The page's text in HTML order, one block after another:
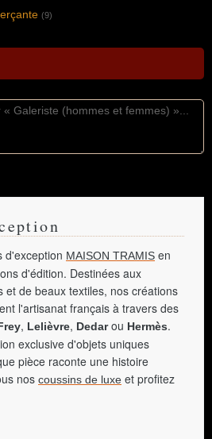
(9)
d'exception MAISON TRAMIS en
d'édition. Destinées aux
et de beaux textiles, nos créations
l'artisanat français à travers des
, Lelièvre, Dedarou Hermès.
exclusive d'objets uniques
pièce raconte une histoire
nos coussins de luxe et profitez